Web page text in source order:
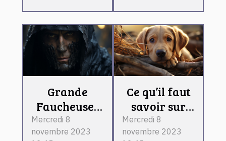
Grande
Faucheuse :
que retenir ?
Mercredi 8
novembre 2023
Ce qu’il faut
savoir sur
Labrador
Retriever
Mercredi 8
novembre 2023